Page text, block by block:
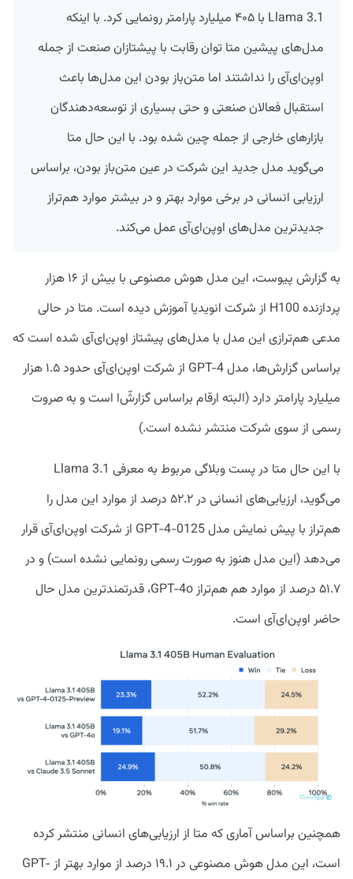
Llama 3.1 با ۴۰۵ میلیارد پارامتر رونمایی کرد. با اینکه
مدل‌های پیشین متا توان رقابت با پیشتازان صنعت از جمله
اوپن‌ای‌آی را نداشتند اما متن‌باز بودن این مدل‌ها باعث
استقبال فعالان صنعتی و حتی بسیاری از توسعه‌دهندگان
بازار‌های خارجی از جمله چین شده بود. با این حال متا
می‌گوید مدل جدید این شرکت در عین متن‌باز بودن، براساس
ارزیابی انسانی در برخی موارد بهتر و در بیشتر موارد هم‌تراز
جدید‌ترین مدل‌های اوپن‌ای‌آی عمل می‌کند.
به گزارش پیوست، این مدل هوش مصنوعی با بیش از ۱۶ هزار
پردازنده H100 از شرکت انویدیا آموزش دیده است. متا در حالی
مدعی هم‌ترازی این مدل با مدل‌های پیشتاز اوپن‌ای‌آی شده است که
براساس گزارش‌ها، مدل GPT-4 از شرکت اوپن‌ای‌آی حدود ۱.۵ هزار
میلیارد پارامتر دارد (البته ارقام براساس گزارش‌ّا است و به صروت
رسمی از سوی شرکت منتشر نشده است.)
با این حال متا در پست وبلاگی مربوط به معرفی Llama 3.1
می‌گوید،‌ ارزیابی‌های انسانی در ۵۲.۲ درصد از موارد این مدل را
هم‌تراز با پیش نمایش مدل GPT-4-0125 از شرکت اوپن‌ای‌آی قرار
می‌دهد (این مدل هنوز به صورت رسمی رونمایی نشده است) و در
۵۱.۷ درصد از موارد هم هم‌تراز GPT-4o، قدرتمندترین مدل حال
حاضر اوپن‌ای‌آی است.
همچنین براساس آماری که متا از ارزیابی‌های انسانی منتشر کرده
است، این مدل هوش مصنوعی در ۱۹.۱ درصد از موارد بهتر از GPT-